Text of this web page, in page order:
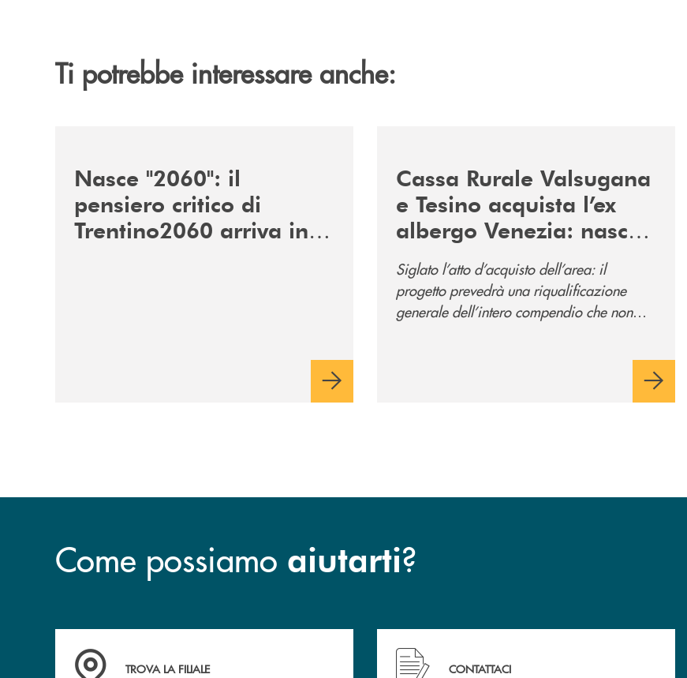
Ti potrebbe interessare anche:
Nasce "2060": il
pensiero critico di
Trentino2060 arriva in
Cassa Rurale Valsugana
e Tesino acquista l’ex
albergo Venezia: nasce
il nuovo polo
direzionale della banca
e al servizio della
Siglato l’atto d’acquisto dell’area: il
progetto prevedrà una riqualificazione
generale dell’intero compendio che non
Come possiamo aiutarti?
Accedi all' elenco completo delle filiali .
TROVA LA FILIALE
Hai bisogno di assistenza immediata? Contattaci !
CONTATTACI